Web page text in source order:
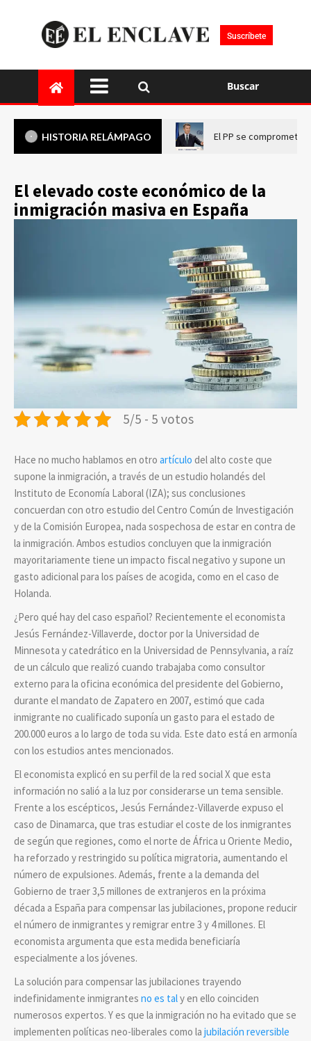
Suscríbete
Buscar
HISTORIA RELÁMPAGO El PP se compromete
El elevado coste económico de la
inmigración masiva en España
5/5 - 5 votos
Hace no mucho hablamos en otro artículo del alto coste que
supone la inmigración, a través de un estudio holandés del
Instituto de Economía Laboral (IZA); sus conclusiones
concuerdan con otro estudio del Centro Común de Investigación
y de la Comisión Europea, nada sospechosa de estar en contra de
la inmigración. Ambos estudios concluyen que la inmigración
mayoritariamente tiene un impacto fiscal negativo y supone un
gasto adicional para los países de acogida, como en el caso de
Holanda.
¿Pero qué hay del caso español? Recientemente el economista
Jesús Fernández-Villaverde, doctor por la Universidad de
Minnesota y catedrático en la Universidad de Pennsylvania, a raíz
de un cálculo que realizó cuando trabajaba como consultor
externo para la oficina económica del presidente del Gobierno,
durante el mandato de Zapatero en 2007, estimó que cada
inmigrante no cualificado suponía un gasto para el estado de
200.000 euros a lo largo de toda su vida. Este dato está en armonía
con los estudios antes mencionados.
El economista explicó en su perfil de la red social X que esta
información no salió a la luz por considerarse un tema sensible.
Frente a los escépticos, Jesús Fernández-Villaverde expuso el
caso de Dinamarca, que tras estudiar el coste de los inmigrantes
de según que regiones, como el norte de África u Oriente Medio,
ha reforzado y restringido su política migratoria, aumentando el
número de expulsiones. Además, frente a la demanda del
Gobierno de traer 3,5 millones de extranjeros en la próxima
década a España para compensar las jubilaciones, propone reducir
el número de inmigrantes y remigrar entre 3 y 4 millones. El
economista argumenta que esta medida beneficiaría
especialmente a los jóvenes.
La solución para compensar las jubilaciones trayendo
indefinidamente inmigrantes no es taly en ello coinciden
numerosos expertos. Y es que la inmigración no ha evitado que se
implementen políticas neo-liberales como la jubilación reversible